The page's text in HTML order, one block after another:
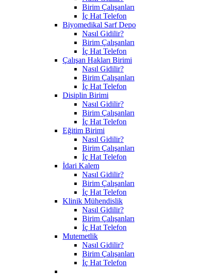
Birim Çalışanları
İç Hat Telefon
Biyomedikal Sarf Depo
Nasıl Gidilir?
Birim Çalışanları
İç Hat Telefon
Çalışan Hakları Birimi
Nasıl Gidilir?
Birim Çalışanları
İç Hat Telefon
Disiplin Birimi
Nasıl Gidilir?
Birim Çalışanları
İç Hat Telefon
Eğitim Birimi
Nasıl Gidilir?
Birim Çalışanları
İç Hat Telefon
İdari Kalem
Nasıl Gidilir?
Birim Çalışanları
İç Hat Telefon
Klinik Mühendislik
Nasıl Gidilir?
Birim Çalışanları
İç Hat Telefon
Mutemetlik
Nasıl Gidilir?
Birim Çalışanları
İç Hat Telefon